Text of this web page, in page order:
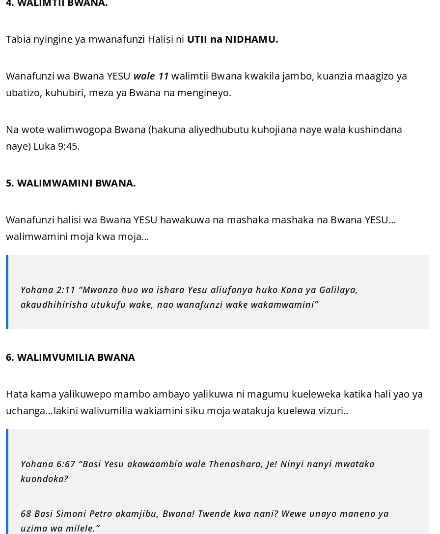
Tabia nyingine ya mwanafunzi Halisi ni UTII na NIDHAMU.
Wanafunzi wa Bwana YESU wale 11 walimtii Bwana kwakila jambo, kuanzia maagizo ya
ubatizo, kuhubiri, meza ya Bwana na mengineyo.
Na wote walimwogopa Bwana (hakuna aliyedhubutu kuhojiana naye wala kushindana
naye) Luka 9:45.
5. WALIMWAMINI BWANA.
Wanafunzi halisi wa Bwana YESU hawakuwa na mashaka mashaka na Bwana YESU…
walimwamini moja kwa moja…
Yohana 2:11 “Mwanzo huo wa ishara Yesu aliufanya huko Kana ya Galilaya,
akaudhihirisha utukufu wake, nao wanafunzi wake wakamwamini”
6. WALIMVUMILIA BWANA
Hata kama yalikuwepo mambo ambayo yalikuwa ni magumu kueleweka katika hali yao ya
uchanga…lakini walivumilia wakiamini siku moja watakuja kuelewa vizuri..
Yohana 6:67 “Basi Yesu akawaambia wale Thenashara, Je! Ninyi nanyi mwataka
kuondoka?
68 Basi Simoni Petro akamjibu, Bwana! Twende kwa nani? Wewe unayo maneno ya
uzima wa milele.”